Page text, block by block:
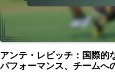
アンテ・レビッチ：国際的
パフォーマンス、チームへ